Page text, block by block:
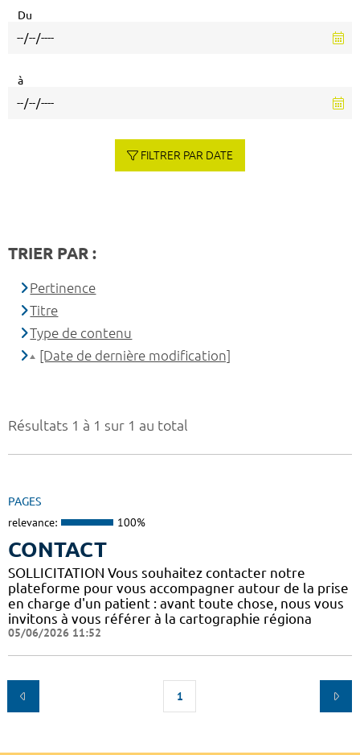
Résultats 1 à 1 sur 1 au total
PAGES
relevance: 100%
CONTACT
SOLLICITATION Vous souhaitez contacter notre
plateforme pour vous accompagner autour de la prise
en charge d'un patient : avant toute chose, nous vous
invitons à vous référer à la cartographie régiona
05/06/2026 11:52
1
Du
à
FILTRER PAR DATE
TRIER PAR :
Pertinence
Titre
Type de contenu
[Date de dernière modification]